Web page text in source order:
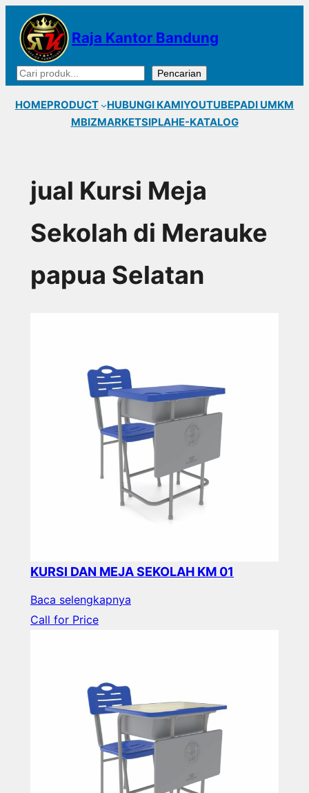
Lewati
konten
Raja Kantor Bandung
Cari Pencarian
HOMEPRODUCT HUBUNGI KAMIYOUTUBEPADI UMKM
MBIZMARKETSIPLAHE-KATALOG
jual Kursi Meja
Sekolah di Merauke
papua Selatan
KURSI DAN MEJA SEKOLAH KM 01
Baca selengkapnya
Call for Price